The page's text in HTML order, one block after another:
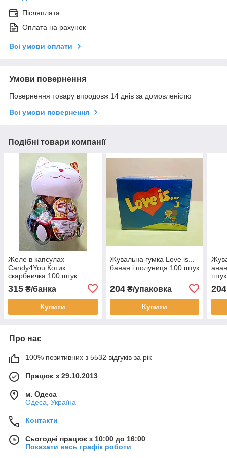
Післяплата
Оплата на рахунок
Всі умови оплати
Умови повернення
Повернення товару впродовж 14 днів за домовленістю
Всі умови повернення
Подібні товари компанії
Желе в капсулах
Candy4You Котик
скарбничка 100 штук
315 ₴/банка
Купити
Жувальна гумка Love is...
банан і полуниця 100 штук
204₴/упаковка
Купити
штук
204
Про нас
100% позитивних з 5532 відгуків за рік
Працює з 29.10.2013
м. Одеса
Одеса, Україна
Контакти
Сьогодні працює з 10:00 до 16:00
Показати весь графік роботи